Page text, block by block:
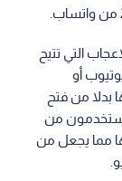
التي تتيح
أو
بدلا من فتح
من
مما يجعل من